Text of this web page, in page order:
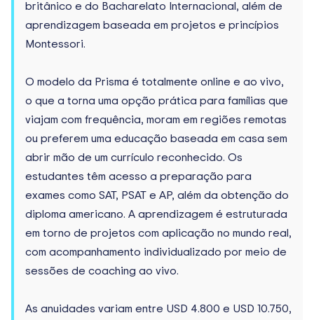
britânico e do Bacharelato Internacional, além de
aprendizagem baseada em projetos e princípios
Montessori.
O modelo da Prisma é totalmente online e ao vivo,
o que a torna uma opção prática para famílias que
viajam com frequência, moram em regiões remotas
ou preferem uma educação baseada em casa sem
abrir mão de um currículo reconhecido. Os
estudantes têm acesso a preparação para
exames como SAT, PSAT e AP, além da obtenção do
diploma americano. A aprendizagem é estruturada
em torno de projetos com aplicação no mundo real,
com acompanhamento individualizado por meio de
sessões de coaching ao vivo.
As anuidades variam entre USD 4.800 e USD 10.750,